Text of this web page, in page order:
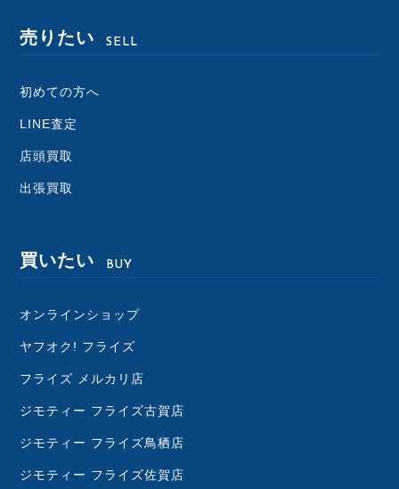
売りたい SELL
初めての方へ
LINE査定
店頭買取
出張買取
買いたい BUY
オンラインショップ
ヤフオク! フライズ
フライズ メルカリ店
ジモティー フライズ古賀店
ジモティー フライズ鳥栖店
ジモティー フライズ佐賀店